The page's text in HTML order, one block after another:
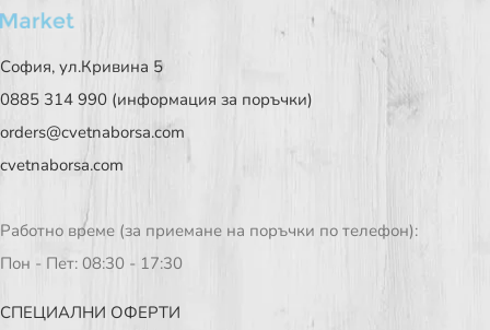
София, ул.Кривина 5
0885 314 990 (информация за поръчки)
orders@cvetnaborsa.com
cvetnaborsa.com
Работно време (за приемане на поръчки по телефон):
Пон - Пет: 08:30 - 17:30
СПЕЦИАЛНИ ОФЕРТИ